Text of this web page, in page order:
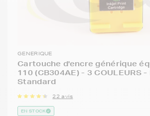
GENERIQUE
Cartouche d'encre générique
110 (CB304AE) - 3 COULEURS
Standard
22 avis
EN STOCK